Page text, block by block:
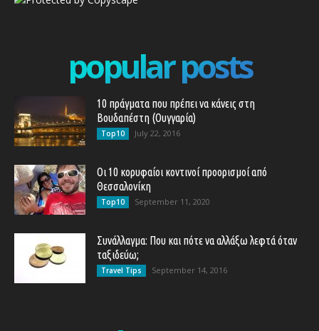
popular posts
10 πράγματα που πρέπει να κάνεις στη
Βουδαπέστη (Ουγγαρία)
Top10 July 22, 2016
Οι 10 κορυφαίοι κοντινοί προορισμοί από
Θεσσαλονίκη
Top10 September 11, 2020
Συνάλλαγμα: Που και πότε να αλλάξω λεφτά όταν
ταξιδεύω;
Travel Tips September 14, 2016